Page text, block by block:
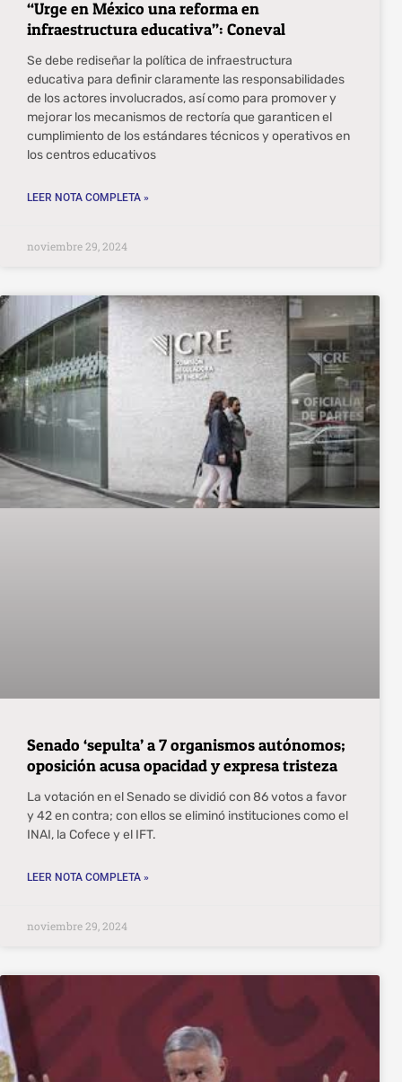
“Urge en México una reforma en
infraestructura educativa”: Coneval
Se debe rediseñar la política de infraestructura
educativa para definir claramente las responsabilidades
de los actores involucrados, así como para promover y
mejorar los mecanismos de rectoría que garanticen el
cumplimiento de los estándares técnicos y operativos en
los centros educativos
LEER NOTA COMPLETA »
noviembre 29, 2024
Senado ‘sepulta’ a 7 organismos autónomos;
oposición acusa opacidad y expresa tristeza
La votación en el Senado se dividió con 86 votos a favor
y 42 en contra; con ellos se eliminó instituciones como el
INAI, la Cofece y el IFT.
LEER NOTA COMPLETA »
noviembre 29, 2024